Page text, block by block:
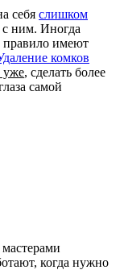
себя слишком
с ним. Иногда
правило имеют
комков
уже, сделать более
самой
когда нужно